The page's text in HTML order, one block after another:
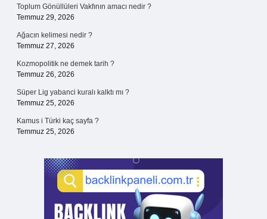
Toplum Gönüllüleri Vakfının amacı nedir ?
Temmuz 29, 2026
Ağacın kelimesi nedir ?
Temmuz 27, 2026
Kozmopolitik ne demek tarih ?
Temmuz 26, 2026
Süper Lig yabanci kuralı kalktı mı ?
Temmuz 25, 2026
Kamus i Türki kaç sayfa ?
Temmuz 25, 2026